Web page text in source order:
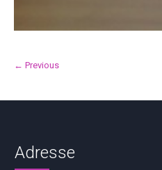
← Previous
Adresse